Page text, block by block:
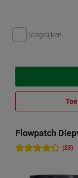
Vergelijken
Flowpatch
(23)